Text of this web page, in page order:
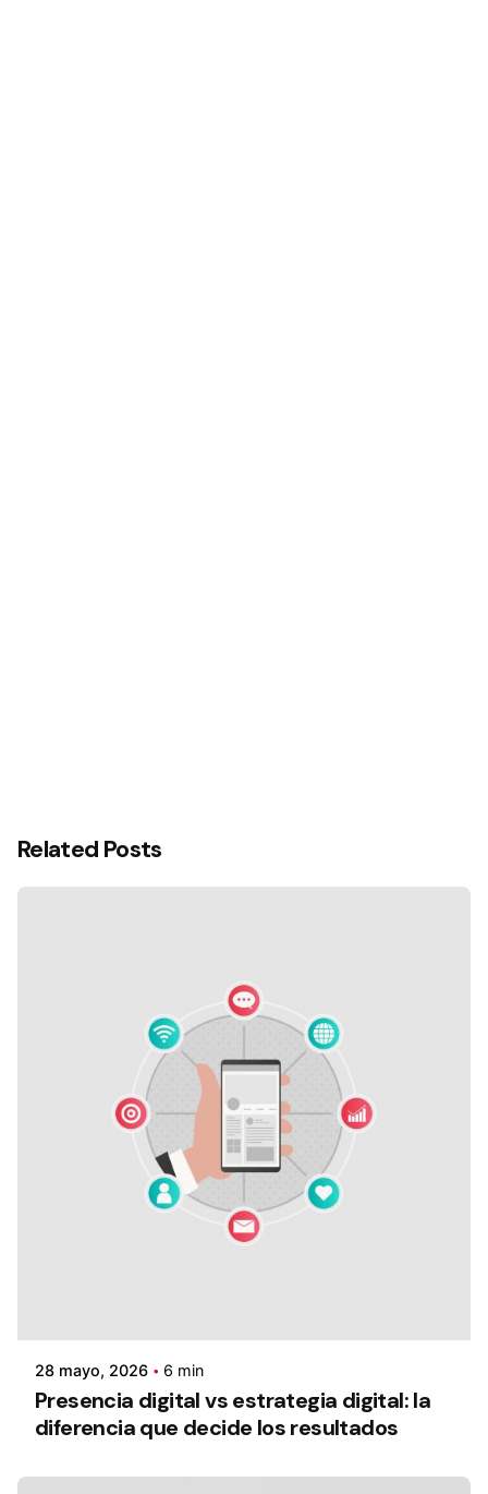
Related Posts
28 mayo, 2026 6 min
Presencia digital vs estrategia digital: la
diferencia que decide los resultados